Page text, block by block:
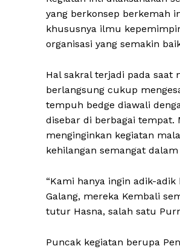
yang berkonsep berkemah
khususnya ilmu
organisasi yang semakin
Hal sakral terjadi pada saat
berlangsung cukup
tempuh bedge diawali
disebar di berbagai tempat.
menginginkan kegiatan
kehilangan semangat
“Kami hanya ingin adik-
Galang, mereka Kembali
tutur Hasna, salah satu
Puncak kegiatan berupa